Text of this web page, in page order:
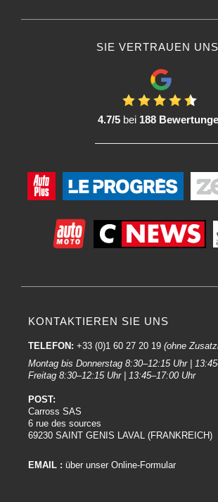
Lassen Sie den Reiniger so lange einwirken, wie es
empfohlen wird. Dies kann je nach Produkt variieren,
arbeiten, um Schmutz- und Fettrückstände gründlich
Spülen Sie die Karosserie gründlich mit sauberem
Produktrückstände zu entfernen.
Verwenden Sie ein Mikrofasertuch oder ein sauberes
9. Inspizieren Sie das Ergebnis:
Achten Sie darauf, dass die Oberfläche sauber und
Wiederholen Sie den Vorgang gegebenenfalls.
10. Schützen Sie die Oberfläche:
Nach der Reinigung sollten Sie ein
auftragen, um die Oberfläche vor zukünftigen
Denken Sie immer daran, die spezifischen
auf Konzentration und Anwendungsmethode
SIE VERTRAUEN UNS
4.7/5bei 188
KONTAKTIEREN SIE UNS
TELEFON: +33 (0)1 60 27 20 19 (ohne
Montag bis Donnerstag 8:30–12:15 Uhr |
Freitag 8:30–12:15 Uhr | 13:45–17:00 Uhr
POST:
Carross SAS
6 rue des sources
69230 SAINT GENIS LAVAL (FRANKREICH)
EMAIL : über unser Online-Formular